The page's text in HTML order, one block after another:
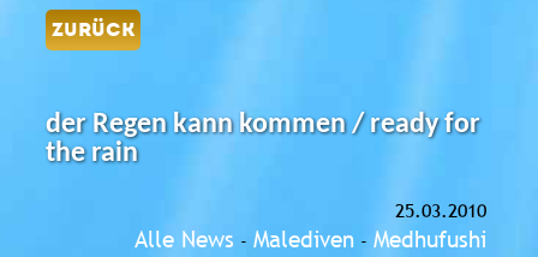
ZURÜCK
der Regen kann kommen / ready for
the rain
25.03.2010
Alle News - Malediven - Medhufushi